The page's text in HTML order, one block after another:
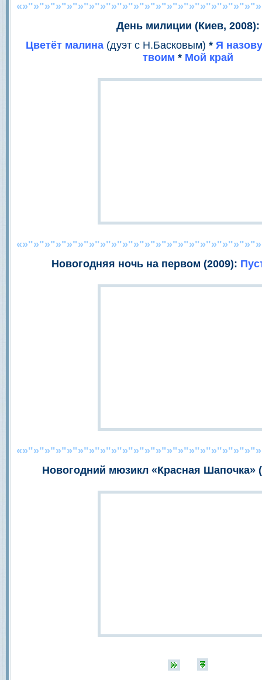
День милиции (Киев, 2008):
Цветёт малина (дуэт с Н.Басковым) * Я
твоим * Мой край
Новогодняя ночь на первом (2009):
Новогодний мюзикл «Красная Шапочка»